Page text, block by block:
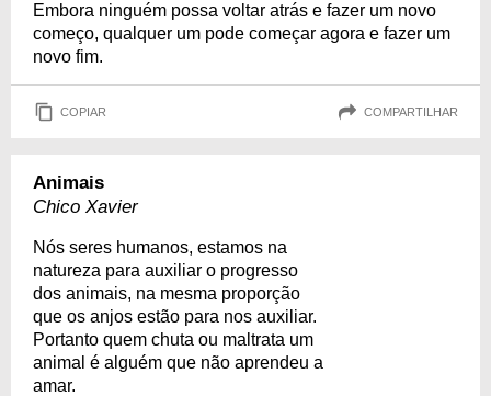
Embora ninguém possa voltar atrás e fazer um novo
começo, qualquer um pode começar agora e fazer um
novo fim.
COPIAR COMPARTILHAR
Animais
Chico Xavier
Nós seres humanos, estamos na
natureza para auxiliar o progresso
dos animais, na mesma proporção
que os anjos estão para nos auxiliar.
Portanto quem chuta ou maltrata um
animal é alguém que não aprendeu a
amar.